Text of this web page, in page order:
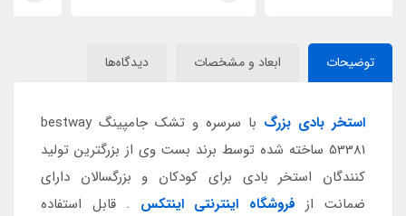
توضیحات ابعاد و مشخصات دیدگاه‌ها
استخر بادی بزرگ
با سرسره و تشک جامپینگ bestway
53381 ساخته شده توسط برند بست وی از بزرگترین تولید
کنندگان استخر بادی برای کودکان و بزرگسالان دارای
ضمانت از فروشگاه اینترنتی اینتکس . قابل استفاده